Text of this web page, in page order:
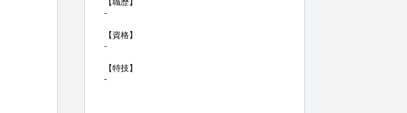
【職歴】
-
【資格】
-
【特技】
-